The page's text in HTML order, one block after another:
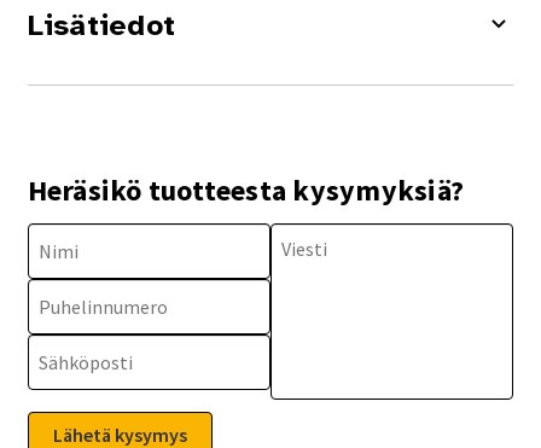
Lisätiedot
Heräsikö tuotteesta kysymyksiä?